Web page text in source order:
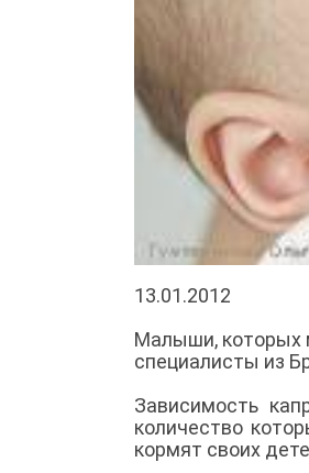
13.01.2012
Малыши, которых
специалисты из
Зависимость
количество
кормят своих